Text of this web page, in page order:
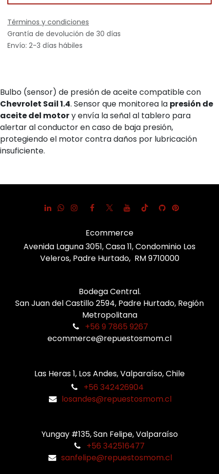
Términos y condiciones
Grantía de devolución de 30 días
Envío: 2-3 días hábiles
Bulbo (sensor) de presión de aceite compatible con
Chevrolet Sail 1.4. Sensor que monitorea la presión de
aceite del motory envía la señal al tablero para
alertar al conductor en caso de baja presión,
protegiendo el motor contra daños por lubricación
insuficiente.
Ecommerce
Avenida Laguna 3051, Casa 11, Condominio Los
Veleros, Padre Hurtado, RM 9710000
Bodega Central.
San Juan del Castillo 2594, Padre Hurtado, Región
Metropolitana
+56 9 7865 9267
ecommerce@repuestosmom.cl
Las Heras 1, Los Andes, Valparaíso, Chile
+56 342426904
losandes@repuestosmom.cl
Yungay #135, San Felipe, Valparaíso
+56 342516477
sanfelipe@repuestosmom.cl